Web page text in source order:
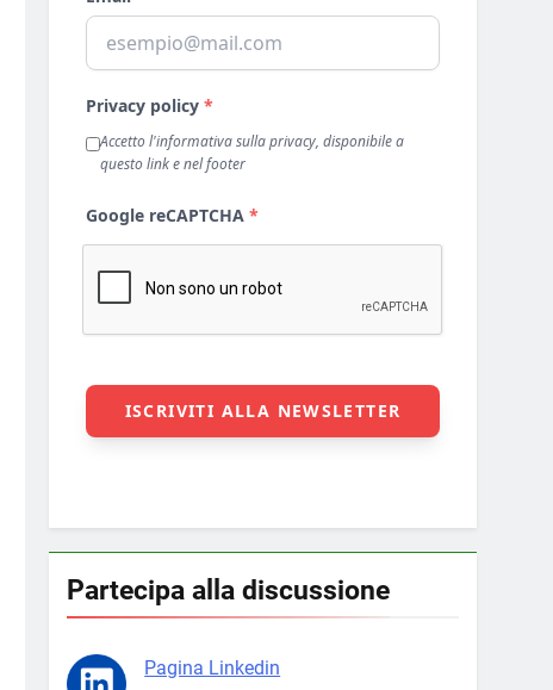
Partecipa alla discussione
Pagina Linkedin